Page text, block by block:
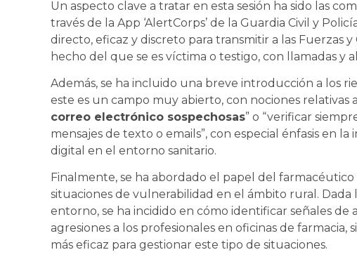
Un aspecto clave a tratar en esta sesión ha sido las
través de la App ‘AlertCorps’ de la Guardia Civil y
directo, eficaz y discreto para transmitir a las Fuerzas
hecho del que se es víctima o testigo, con llamadas y
Además, se ha incluido una breve introducción a los
este es un campo muy abierto, con nociones relativas
correo electrónico sospechosas” o “verificar
mensajes de texto o emails”, con especial énfasis en
digital en el entorno sanitario.
Finalmente, se ha abordado el papel del
situaciones de vulnerabilidad en el ámbito rural. Dada
entorno, se ha incidido en cómo identificar señales de
agresiones a los profesionales en oficinas de farmacia,
más eficaz para gestionar este tipo de situaciones.